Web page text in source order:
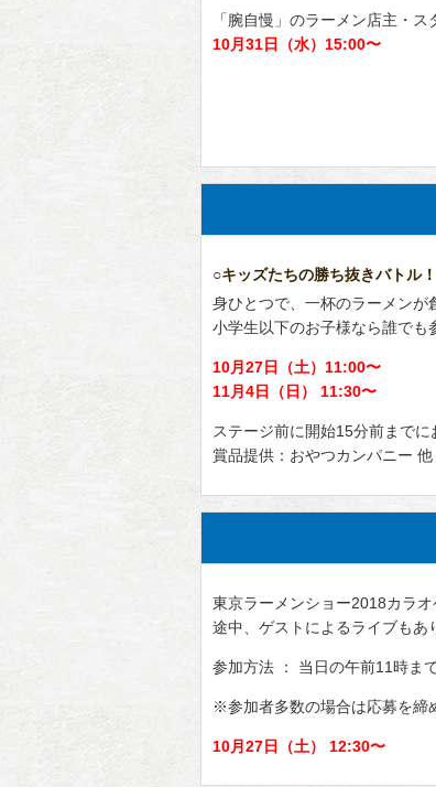
「腕自慢」のラーメン店主・
10月31日（水）15:00〜
○キッズたちの勝ち抜きバトル！
身ひとつで、一杯のラーメンが
小学生以下のお子様なら誰でも
10月27日（土）11:00〜
11月4日（日） 11:30〜
ステージ前に開始15分前までに
賞品提供：おやつカンパニー 他
東京ラーメンショー2018カラ
途中、ゲストによるライブもあ
参加方法 ： 当日の午前11時ま
※参加者多数の場合は応募を締
10月27日（土） 12:30〜